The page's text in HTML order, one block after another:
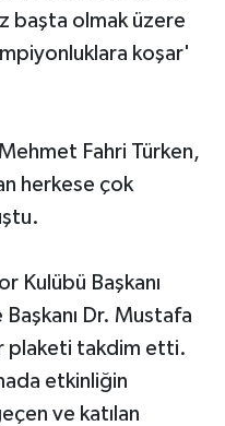
başta olmak üzere
koşar'
Fahri Türken,
herkese çok
Kulübü Başkanı
Dr. Mustafa
plaketi takdim etti.
etkinliğin
ve katılan